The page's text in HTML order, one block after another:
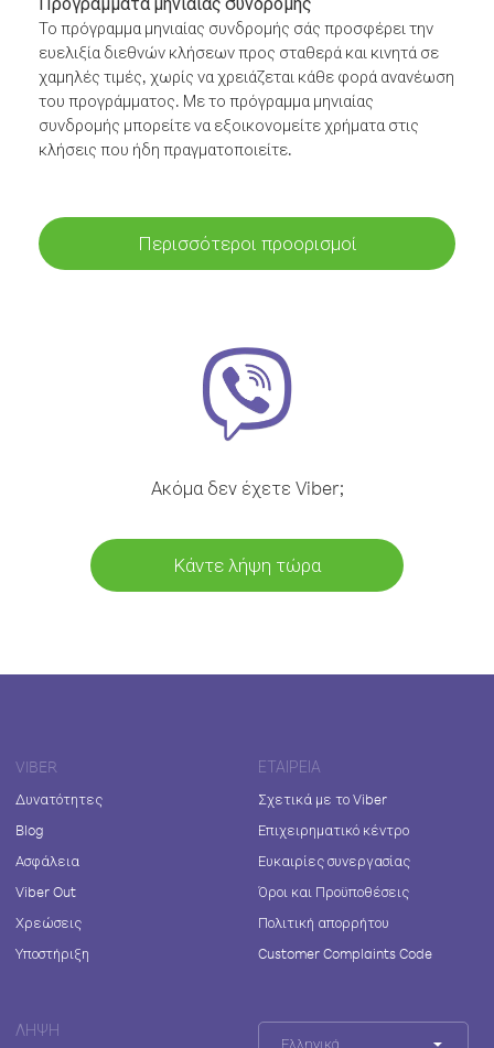
Το πρόγραμμα μηνιαίας συνδρομής σάς προσφέρει την
ευελιξία διεθνών κλήσεων προς σταθερά και κινητά σε
χαμηλές τιμές, χωρίς να χρειάζεται κάθε φορά ανανέωση
του προγράμματος. Με το πρόγραμμα μηνιαίας
συνδρομής μπορείτε να εξοικονομείτε χρήματα στις
κλήσεις που ήδη πραγματοποιείτε.
Περισσότεροι προορισμοί
Ακόμα δεν έχετε Viber;
Κάντε λήψη τώρα
VIBER
Δυνατότητες
Blog
Ασφάλεια
Viber Out
Χρεώσεις
Υποστήριξη
ΕΤΑΙΡΕΊΑ
Σχετικά με το Viber
Επιχειρηματικό κέντρο
Ευκαιρίες συνεργασίας
Όροι και Προϋποθέσεις
Πολιτική απορρήτου
Customer Complaints Code
ΛΉΨΗ
Ελληνικά